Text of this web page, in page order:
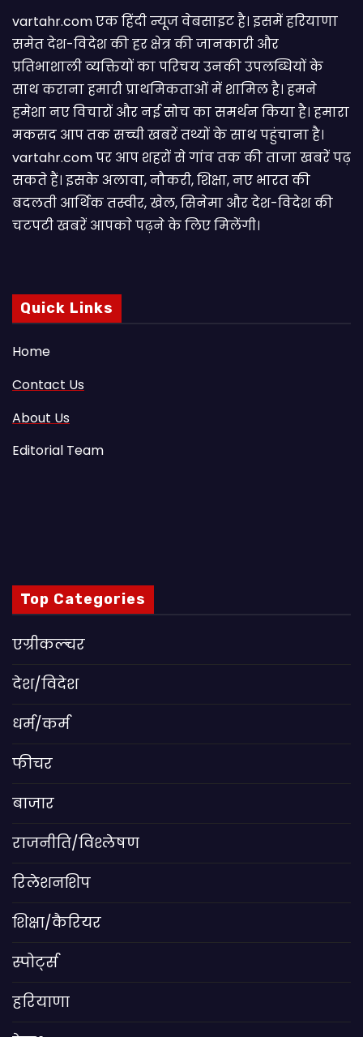
vartahr.com एक हिंदी न्यूज वेबसाइट है। इसमें हरियाणा
समेत देश-विदेश की हर क्षेत्र की जानकारी और
प्रतिभाशाली व्यक्तियों का परिचय उनकी उपलब्धियों के
साथ कराना हमारी प्राथमिकताओं में शामिल है। हमने
हमेशा नए विचारों और नई सोच का समर्थन किया है। हमारा
मकसद आप तक सच्ची खबरें तथ्यों के साथ पहुंचाना है।
vartahr.com पर आप शहरों से गांव तक की ताजा खबरें पढ़
सकते हैं। इसके अलावा, नौकरी, शिक्षा, नए भारत की
बदलती आर्थिक तस्वीर, खेल, सिनेमा और देश-विदेश की
चटपटी खबरें आपकाे पढ़ने के लिए मिलेंगी।
Quick Links
Home
Contact Us
About Us
Editorial Team
Top Categories
एग्रीकल्चर
देश/विदेश
धर्म/कर्म
फीचर
बाजार
राजनीति/विश्लेषण
रिलेशनशिप
शिक्षा/कैरियर
स्पोर्ट्स
हरियाणा